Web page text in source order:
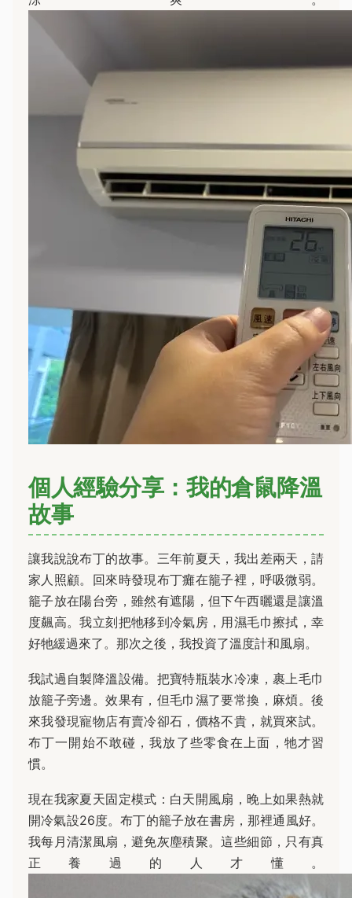
個人經驗分享：我的倉鼠降溫
故事
讓我說說布丁的故事。三年前夏天，我出差兩天，請
家人照顧。回來時發現布丁癱在籠子裡，呼吸微弱。
籠子放在陽台旁，雖然有遮陽，但下午西曬還是讓溫
度飆高。我立刻把牠移到冷氣房，用濕毛巾擦拭，幸
好牠緩過來了。那次之後，我投資了溫度計和風扇。
我試過自製降溫設備。把寶特瓶裝水冷凍，裹上毛巾
放籠子旁邊。效果有，但毛巾濕了要常換，麻煩。後
來我發現寵物店有賣冷卻石，價格不貴，就買來試。
布丁一開始不敢碰，我放了些零食在上面，牠才習
慣。
現在我家夏天固定模式：白天開風扇，晚上如果熱就
開冷氣設26度。布丁的籠子放在書房，那裡通風好。
我每月清潔風扇，避免灰塵積聚。這些細節，只有真
正養過的人才懂。